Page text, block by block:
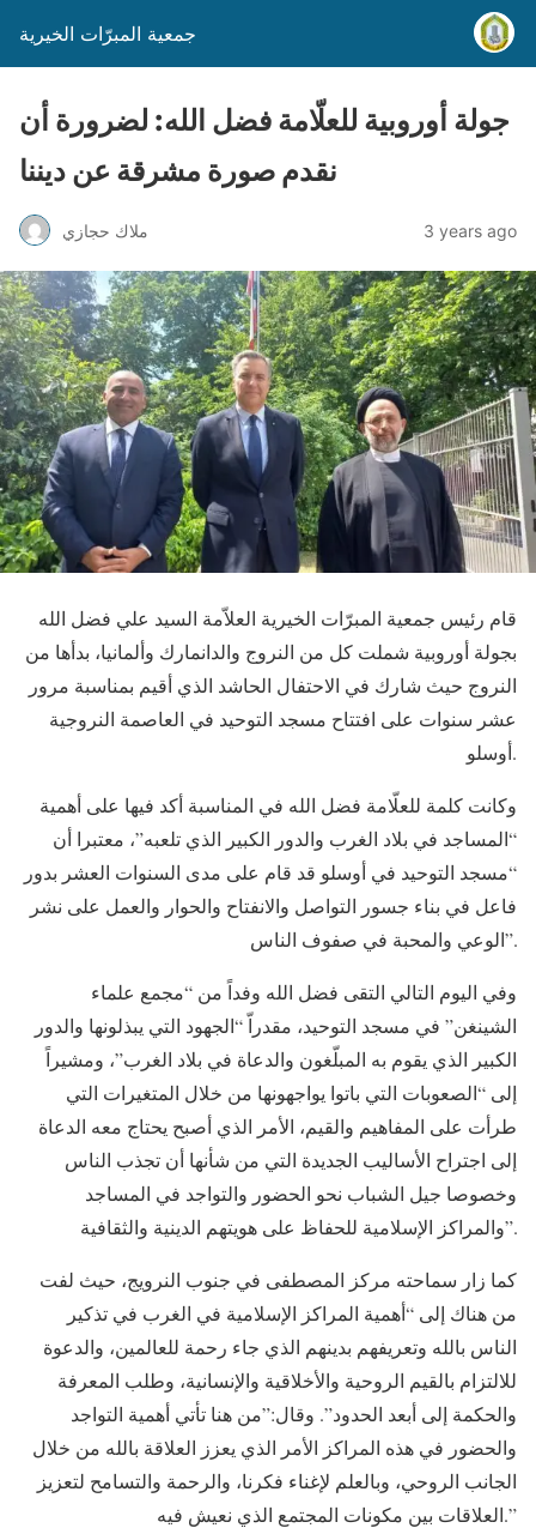
جمعية المبرّات الخيرية
جولة أوروبية للعلّامة فضل الله: لضرورة أن
نقدم صورة مشرقة عن ديننا
ملاك حجازي 3 years ago
قام رئيس جمعية المبرّات الخيرية العلاّمة السيد علي فضل الله
بجولة أوروبية شملت كل من النروج والدانمارك وألمانيا، بدأها من
النروج حيث شارك في الاحتفال الحاشد الذي أقيم بمناسبة مرور
عشر سنوات على افتتاح مسجد التوحيد في العاصمة النروجية
أوسلو.
“المساجد في بلاد الغرب والدور الكبير الذي تلعبه”، معتبرا أن
“مسجد التوحيد في أوسلو قد قام على مدى السنوات العشر بدور
فاعل في بناء جسور التواصل والانفتاح والحوار والعمل على نشر
الوعي والمحبة في صفوف الناس”.
وفي اليوم التالي التقى فضل الله وفداً من “مجمع علماء
الشينغن” في مسجد التوحيد، مقدراّ “الجهود التي يبذلونها والدور
الكبير الذي يقوم به المبلّغون والدعاة في بلاد الغرب”، ومشيراً
إلى “الصعوبات التي باتوا يواجهونها من خلال المتغيرات التي
طرأت على المفاهيم والقيم، الأمر الذي أصبح يحتاج معه الدعاة
إلى اجتراح الأساليب الجديدة التي من شأنها أن تجذب الناس
وخصوصا جيل الشباب نحو الحضور والتواجد في المساجد
والمراكز الإسلامية للحفاظ على هويتهم الدينية والثقافية”.
كما زار سماحته مركز المصطفى في جنوب النرويج، حيث لفت
من هناك إلى “أهمية المراكز الإسلامية في الغرب في تذكير
الناس بالله وتعريفهم بدينهم الذي جاء رحمة للعالمين، والدعوة
للالتزام بالقيم الروحية والأخلاقية والإنسانية، وطلب المعرفة
والحكمة إلى أبعد الحدود”. وقال:”من هنا تأتي أهمية التواجد
والحضور في هذه المراكز الأمر الذي يعزز العلاقة بالله من خلال
الجانب الروحي، وبالعلم لإغناء فكرنا، والرحمة والتسامح لتعزيز
العلاقات بين مكونات المجتمع الذي نعيش فيه.”